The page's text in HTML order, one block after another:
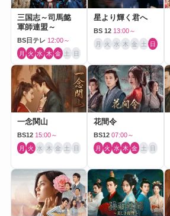
三国志～司馬懿
軍師連盟～
BS日テレ 12:00～
月 火 水 木 金 土 日
星より輝く君へ
BS 12 13:00～
月 火 水 木 金 土 日
一念関山
BS12 15:00～
月 火 水 木 金 土 日
花間令
BS12 07:00～
月 火 水 木 金 土 日